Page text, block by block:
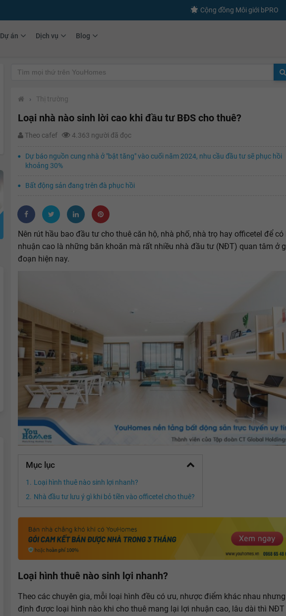
Cộng đồng Môi giới bPRO
Dự án Dịch vụ Blog
› Thị trường
Loại nhà nào sinh lời cao khi đầu tư BĐS cho thuê?
Theo cafef 4.363 người đã đọc
Dự báo nguồn cung nhà ở "bật tăng" vào cuối năm 2024, nhu cầu đầu tư sẽ phục hồi
khoảng 30%
Bất động sản đang trên đà phục hồi
Nên rút hầu bao đầu tư cho thuê căn hộ, nhà phố, nhà trọ hay officetel để có
nhuận cao là những băn khoăn mà rất nhiều nhà đầu tư (NĐT) quan tâm ở
đoạn hiện nay.
Mục lục
Loại hình thuê nào sinh lợi nhanh?
Nhà đầu tư lưu ý gì khi bỏ tiền vào officetel cho thuê?
Loại hình thuê nào sinh lợi nhanh?
Theo các chuyên gia, mỗi loại hình đều có ưu, nhược điểm khác nhau
định được loại hình nào khi cho thuê mang lại lợi nhuận cao, lâu dài thì NĐT